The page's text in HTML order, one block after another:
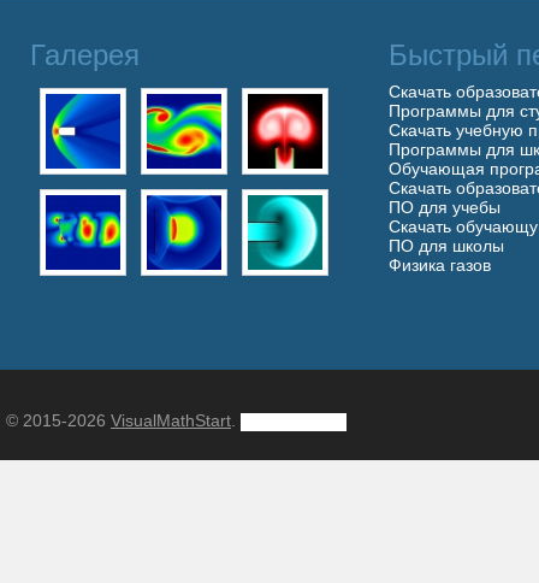
Галерея Быстрый
Скачать
Программы для
Скачать учебную
Программы для
Обучающая
Скачать
ПО для учебы
Скачать
ПО для школы
Физика газов
© 2015-2026 VisualMathStart